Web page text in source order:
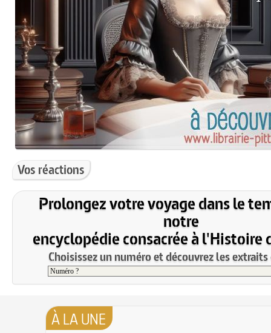
Vos réactions
Prolongez votre voyage dans le
notre
encyclopédie consacrée à l'Histoire
Choisissez un numéro et découvrez les
À LA UNE